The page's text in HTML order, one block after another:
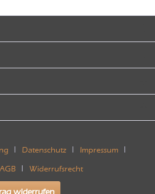
Datenschutz Impressum
AGB Widerrufsrecht
widerrufen